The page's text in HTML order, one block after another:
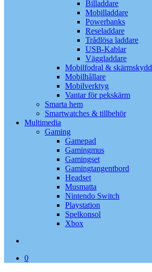
Billaddare
Mobilladdare
Powerbanks
Reseladdare
Trådlösa laddare
USB-Kablar
Väggladdare
Mobilfodral & skärmskydd
Mobilhållare
Mobilverktyg
Vantar för pekskärm
Smarta hem
Smartwatches & tillbehör
Multimedia
Gaming
Gamepad
Gamingmus
Gamingset
Gamingtangentbord
Headset
Musmatta
Nintendo Switch
Playstation
Spelkonsol
Xbox
0